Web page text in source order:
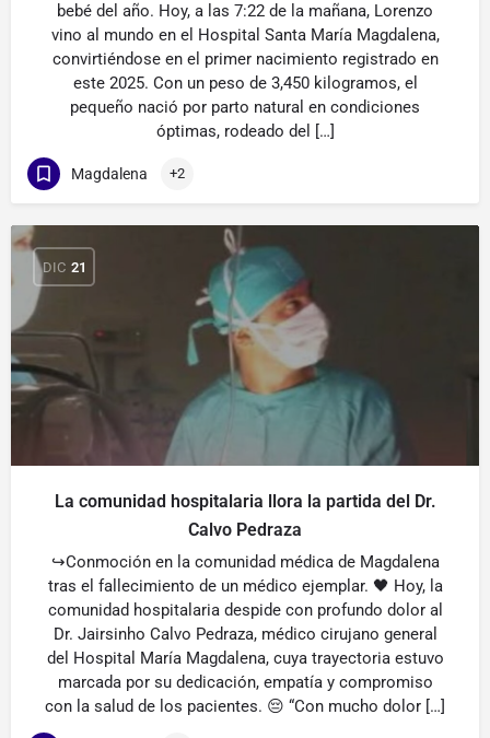
bebé del año. Hoy, a las 7:22 de la mañana, Lorenzo
vino al mundo en el Hospital Santa María Magdalena,
convirtiéndose en el primer nacimiento registrado en
este 2025. Con un peso de 3,450 kilogramos, el
pequeño nació por parto natural en condiciones
óptimas, rodeado del […]
Magdalena +2
DIC 21
La comunidad hospitalaria llora la partida del Dr.
Calvo Pedraza
↪️Conmoción en la comunidad médica de Magdalena
tras el fallecimiento de un médico ejemplar. 🖤 Hoy, la
comunidad hospitalaria despide con profundo dolor al
Dr. Jairsinho Calvo Pedraza, médico cirujano general
del Hospital María Magdalena, cuya trayectoria estuvo
marcada por su dedicación, empatía y compromiso
con la salud de los pacientes. 😔 “Con mucho dolor […]